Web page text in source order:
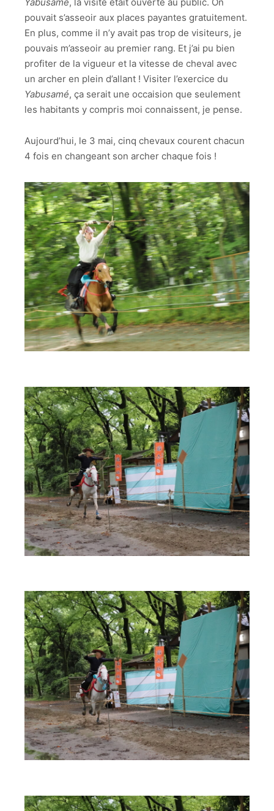
pouvait s’asseoir aux places payantes gratuitement.
En plus, comme il n’y avait pas trop de visiteurs, je
pouvais m’asseoir au premier rang. Et j’ai pu bien
profiter de la vigueur et la vitesse de cheval avec
un archer en plein d’allant ! Visiter l’exercice du
Yabusamé, ça serait une occaision que seulement
les habitants y compris moi connaissent, je pense.
Aujourd’hui, le 3 mai, cinq chevaux courent chacun
4 fois en changeant son archer chaque fois !